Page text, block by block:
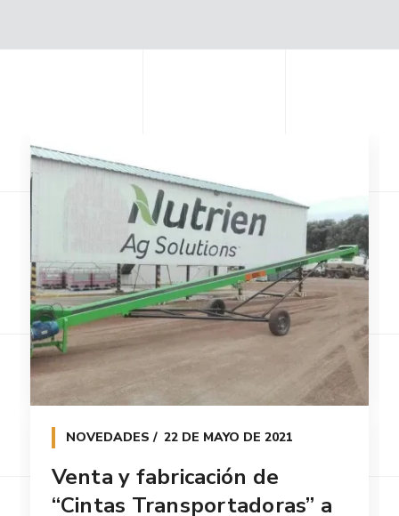
NOVEDADES 22 DE MAYO DE 2021
Venta y fabricación de
“Cintas Transportadoras” a